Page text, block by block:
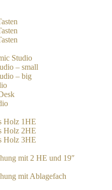
Studio
– small
– big
Holz 1HE
Holz 2HE
Holz 3HE
mit 2 HE und 19″
mit Ablagefach